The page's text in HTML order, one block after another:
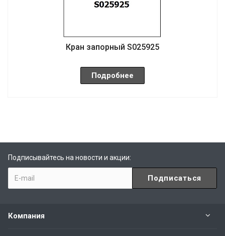
Кран запорный S025925
Подробнее
Подписывайтесь на новости и акции:
Компания